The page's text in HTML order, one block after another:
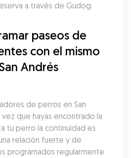
a través de Gudog.
paseos de
con el mismo
Andrés
de perros en San
vez que hayas encontrado la
tu perro la continuidad es
relación fuerte y de
programados regularmente